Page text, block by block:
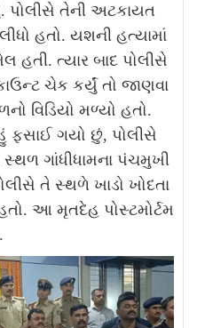
પોલીસે તેની અટકાયત
હતો. યશની હત્યામાં
ત્યાર બાદ પોલીસે
ચેક કર્યું તો જાણવા
વિડિયો મળ્યો હતો.
ફસાઈ ગયો છું, પોલીસે
ગાંધીધામના પંચમુખી
તે સ્થળે ખાડો ખોદતા
આ મૃતદેહ પોસ્ટમોર્ટમ